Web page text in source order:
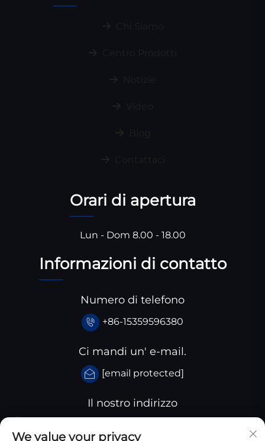
Orari di apertura
Lun - Dom 8.00 - 18.00
Informazioni di contatto
Numero di telefono
+86-15359596380
Ci mandi un' e-mail.
[email protected]
Il nostro indirizzo
We value your privacy